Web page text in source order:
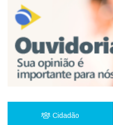
Cidadão